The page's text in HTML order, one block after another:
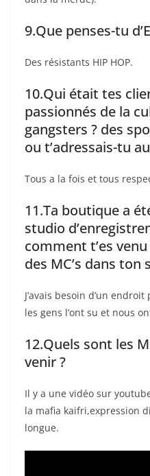
9.Que penses-tu
Des résistants HIP HOP.
10.Qui était tes
passionnés de la
gangsters ? des
ou t’adressais-tu
Tous a la fois et tous
11.Ta boutique a
studio
comment t’es
des MC’s dans ton
J’avais besoin d’un
les gens l’ont su et nous
12.Quels sont les
venir ?
Il y a une vidéo sur
la mafia kaifri,expression
longue.